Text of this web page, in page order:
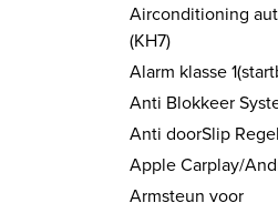
Airconditioning
(KH7)
Alarm klasse
Anti Blokkeer
Anti doorSlip
Apple Carplay/
Armsteun voor